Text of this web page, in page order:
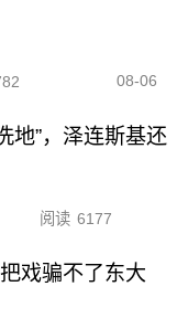
08-06
地”，泽连斯基还
阅读 6177
戏骗不了东大